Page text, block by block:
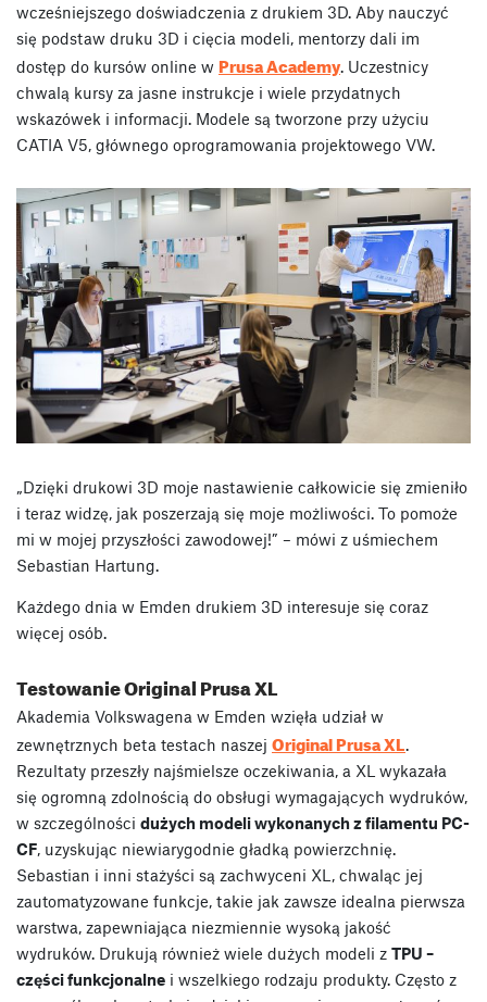
wcześniejszego doświadczenia z drukiem 3D. Aby nauczyć
się podstaw druku 3D i cięcia modeli, mentorzy dali im
dostęp do kursów online w Prusa Academy. Uczestnicy
chwalą kursy za jasne instrukcje i wiele przydatnych
wskazówek i informacji. Modele są tworzone przy użyciu
CATIA V5, głównego oprogramowania projektowego VW.
„Dzięki drukowi 3D moje nastawienie całkowicie się zmieniło
i teraz widzę, jak poszerzają się moje możliwości. To pomoże
mi w mojej przyszłości zawodowej!” – mówi z uśmiechem
Sebastian Hartung.
Każdego dnia w Emden drukiem 3D interesuje się coraz
więcej osób.
Testowanie Original Prusa XL
Akademia Volkswagena w Emden wzięła udział w
zewnętrznych beta testach naszej Original Prusa XL.
Rezultaty przeszły najśmielsze oczekiwania, a XL wykazała
się ogromną zdolnością do obsługi wymagających wydruków,
w szczególności dużych modeli wykonanych z filamentu PC-
CF, uzyskując niewiarygodnie gładką powierzchnię.
Sebastian i inni stażyści są zachwyceni XL, chwaląc jej
zautomatyzowane funkcje, takie jak zawsze idealna pierwsza
warstwa, zapewniająca niezmiennie wysoką jakość
wydruków. Drukują również wiele dużych modeli z TPU –
części funkcjonalne i wszelkiego rodzaju produkty. Często z